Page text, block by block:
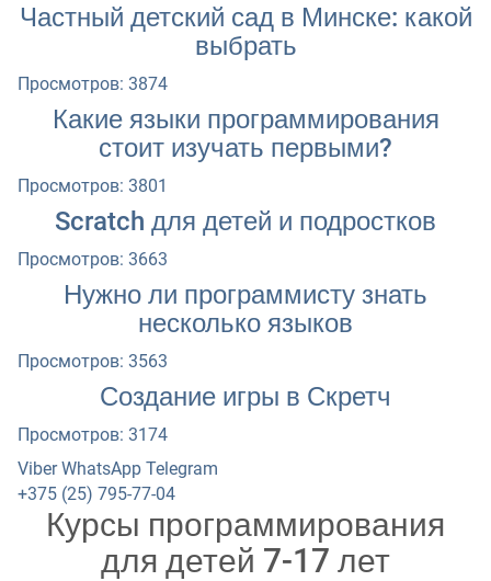
Частный детский сад в Минске: какой
выбрать
Просмотров: 3874
Какие языки программирования
стоит изучать первыми?
Просмотров: 3801
Scratch для детей и подростков
Просмотров: 3663
Нужно ли программисту знать
несколько языков
Просмотров: 3563
Создание игры в Скретч
Просмотров: 3174
Viber WhatsApp Telegram
+375 (25) 795-77-04
Курсы программирования
для детей 7-17 лет